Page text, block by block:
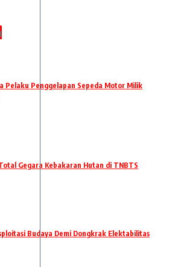
Pelaku Penggelapan Sepeda Motor Milik
Gegara Kebakaran Hutan di TNBTS
Budaya Demi Dongkrak Elektabilitas